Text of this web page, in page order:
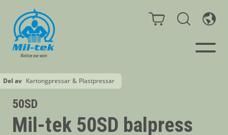
Del av Kartongpressar & Plastpressar
Balpressar och
Komprimatorer
50SD
Mil-tek 50SD balpress